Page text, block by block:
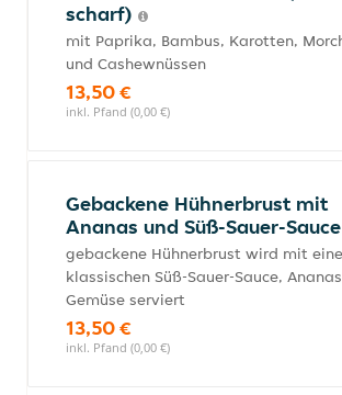
scharf)
mit Paprika, Bambus, Karotten,
und Cashewnüssen
13,50 €
inkl. Pfand (0,00 €)
Gebackene Hühnerbrust mit
Ananas und Süß-Sauer-Sauce
gebackene Hühnerbrust wird mit
klassischen Süß-Sauer-Sauce,
Gemüse serviert
13,50 €
inkl. Pfand (0,00 €)